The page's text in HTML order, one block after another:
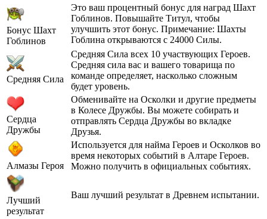
Бонус Шахт
Гоблинов
Это ваш процентный бонус для наград Шахт
Гоблинов. Повышайте Титул, чтобы
улучшить этот бонус. Примечание: Шахты
Гоблина открываются с 24000 Силы.
Средняя Сила
Средняя Сила всех 10 участвующих Героев.
Средняя сила вас и вашего товарища по
команде определяет, насколько сложным
будет уровень.
Сердца
Дружбы
Обменивайте на Осколки и другие предметы
в Колесе Дружбы. Вы можете собирать и
отправлять Сердца Дружбы во вкладке
Друзья.
Алмазы Героя
Используется для найма Героев и Осколков во
время некоторых событий в Алтаре Героев.
Можно получить в официальных событиях.
Лучший
результат
Ваш лучший результат в Древнем испытании.